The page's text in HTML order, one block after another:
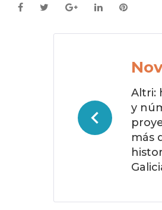
Facebook
TwitterGoogle+LinkedIn
Altri:
y
más